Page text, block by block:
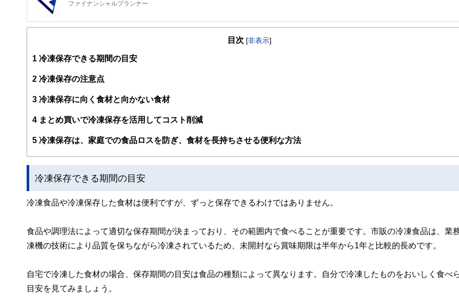
ファイナンシャルプランナー
FinancialField編集部は、金融、経済に関する記事を、日々の暮らしにどのような影響を与えるかという視点で、お金の知識がない方でも理解
案から記事掲載まですべての工程に関わることで、読者目線のコンテンツを追求しています。
FinancialFieldの特徴は、ファイナンシャルプランナー、弁護士、税理士、宅地建物取引士、相続診断士、住宅ローンアドバイザー、DCプラン
ー、公認会計士、社会保険労務士、行政書士、投資アナリスト、キャリアコンサルタントなど150名以上の有資格者を執筆者・監修者として迎
と、読み応えのあるコンテンツと確かな情報発信を実現しています。
私たちは、快適でより良い生活のアイデアを提供するお金のコンシェルジュを目指します。
目次 [非表示]
1 冷凍保存できる期間の目安
2 冷凍保存の注意点
3 冷凍保存に向く食材と向かない食材
4 まとめ買いで冷凍保存を活用してコスト削減
5 冷凍保存は、家庭での食品ロスを防ぎ、食材を長持ちさせる便利な方法
冷凍保存できる期間の目安
冷凍食品や冷凍保存した食材は便利ですが、ずっと保存できるわけではありません。
食品や調理法によって適切な保存期間が決まっており、その範囲内で食べることが重要です。市販の冷凍食品は、業
凍機の技術により品質を保ちながら冷凍されているため、未開封なら賞味期限は半年から1年と比較的長めです。
自宅で冷凍した食材の場合、保存期間の目安は食品の種類によって異なります。自分で冷凍したものをおいしく食べ
目安を見てみましょう。